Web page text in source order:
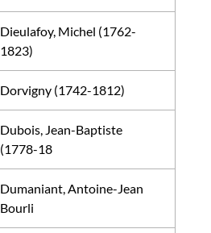
Dieulafoy, Michel (1762-
1823)
Dorvigny (1742-1812)
Dubois, Jean-Baptiste
(1778-18
Dumaniant, Antoine-Jean
Bourli